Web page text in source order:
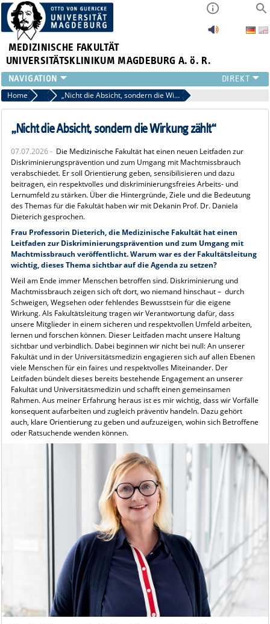
MEDIZINISCHE FAKULTÄT
UNIVERSITÄTSKLINIKUM MAGDEBURG A. ö. R.
INSTITUTE
KLINIKEN
ZENTRALE EINRICHTUNGEN
PRESSE
ÜBER UNS
INTERNATIONAL
INTRANET
Home News „Nicht die Absicht, sondern die Wirkung zählt“
„Nicht die Absicht, sondern die Wirkung zählt“
07.07.2026 - Die Medizinische Fakultät hat einen neuen Leitfaden zur
Diskriminierungsprävention und zum Umgang mit Machtmissbrauch
verabschiedet. Er soll Orientierung geben, sensibilisieren und dazu
beitragen, ein respektvolles und diskriminierungsfreies Arbeits- und
Lernumfeld zu stärken. Über die Hintergründe, Ziele und die Bedeutung
des Themas für die Fakultät haben wir mit Dekanin Prof. Dr. Daniela
Dieterich gesprochen.
Frau Professorin Dieterich, die Medizinische Fakultät hat einen
Leitfaden zur Diskriminierungsprävention und zum Umgang mit
Machtmissbrauch veröffentlicht. Warum war es der Fakultätsleitung
wichtig, dieses Thema sichtbar auf die Agenda zu setzen?
Weil am Ende immer Menschen betroffen sind. Diskriminierung und
Machtmissbrauch zeigen sich oft dort, wo niemand hinschaut – durch
Schweigen, Wegsehen oder fehlendes Bewusstsein für die eigene
Wirkung. Als Fakultätsleitung tragen wir Verantwortung dafür, dass
unsere Mitglieder in einem sicheren und respektvollen Umfeld arbeiten,
lernen und forschen können. Dieser Leitfaden macht unsere Haltung
sichtbar und verbindlich. Dabei beginnen wir nicht bei null: An unserer
Fakultät und in der Universitätsmedizin engagieren sich auf allen Ebenen
viele Menschen für ein faires und respektvolles Miteinander. Der
Leitfaden bündelt dieses bereits bestehende Engagement an unserer
Fakultät und Universitätsmedizin und schafft einen gemeinsamen
Rahmen. Aus meiner Erfahrung heraus ist es mir wichtig, dass wir Vorfälle
konsequent aufarbeiten und zugleich präventiv handeln. Dazu gehört
auch, klare Orientierung zu geben und aufzuzeigen, wohin sich Betroffene
oder Ratsuchende wenden können.